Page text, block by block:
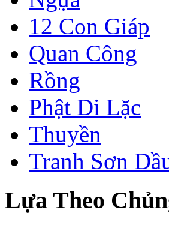
12 Con Giáp
Quan Công
Rồng
Phật Di Lặc
Thuyền
Tranh Sơn
Lựa Theo